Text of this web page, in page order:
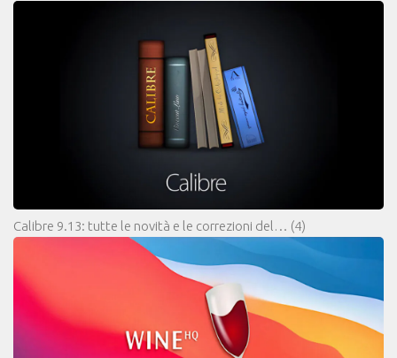
Calibre 9.13: tutte le novità e le correzioni del… (4)